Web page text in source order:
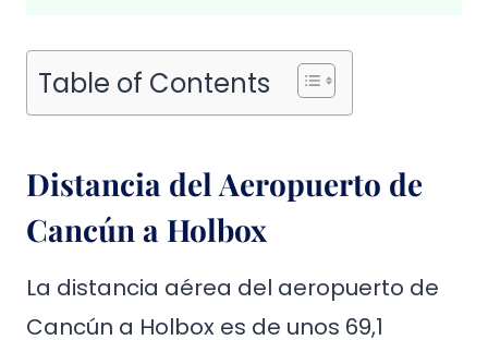
Table of Contents
Distancia del Aeropuerto de
Cancún a Holbox
La distancia aérea del aeropuerto de
Cancún a Holbox es de unos 69,1